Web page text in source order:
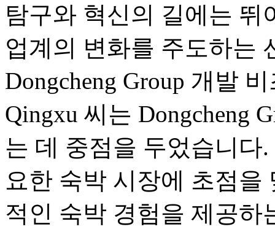
탐구와 혁신의 길에는
업계의 변화를 주도하는
Dongcheng Group 개발
Qingxu 씨는 Dongcheng
는 데 중점을 두었습니다.
요한 숙박 시장에 초점
적인 숙박 경험을 제공하